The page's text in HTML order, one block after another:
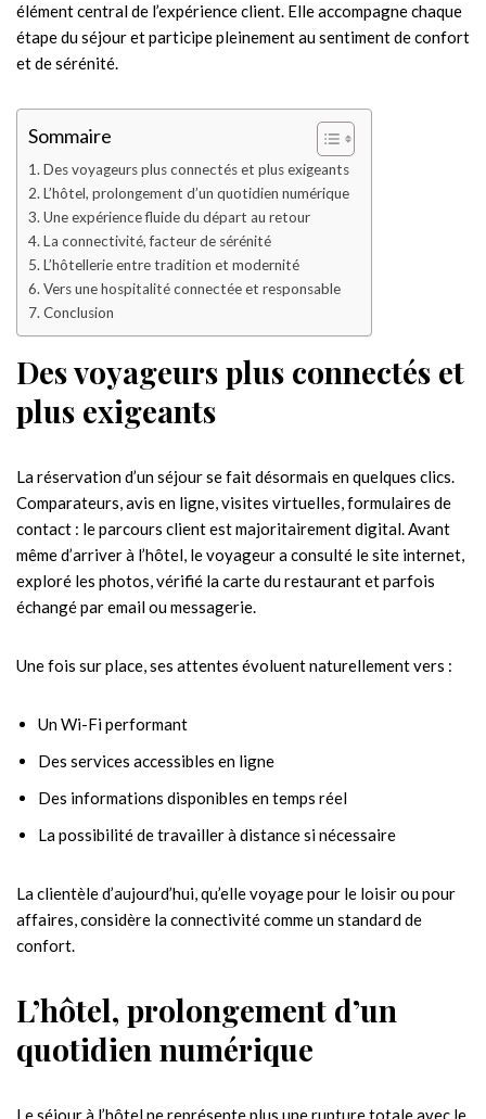
élément central de l’expérience client. Elle accompagne chaque
étape du séjour et participe pleinement au sentiment de confort
et de sérénité.
Sommaire
Des voyageurs plus connectés et plus exigeants
L’hôtel, prolongement d’un quotidien numérique
Une expérience fluide du départ au retour
La connectivité, facteur de sérénité
L’hôtellerie entre tradition et modernité
Vers une hospitalité connectée et responsable
Conclusion
Des voyageurs plus connectés et
plus exigeants
La réservation d’un séjour se fait désormais en quelques clics.
Comparateurs, avis en ligne, visites virtuelles, formulaires de
contact : le parcours client est majoritairement digital. Avant
même d’arriver à l’hôtel, le voyageur a consulté le site internet,
exploré les photos, vérifié la carte du restaurant et parfois
échangé par email ou messagerie.
Une fois sur place, ses attentes évoluent naturellement vers :
Un Wi-Fi performant
Des services accessibles en ligne
Des informations disponibles en temps réel
La possibilité de travailler à distance si nécessaire
La clientèle d’aujourd’hui, qu’elle voyage pour le loisir ou pour
affaires, considère la connectivité comme un standard de
confort.
L’hôtel, prolongement d’un
quotidien numérique
Le séjour à l’hôtel ne représente plus une rupture totale avec le